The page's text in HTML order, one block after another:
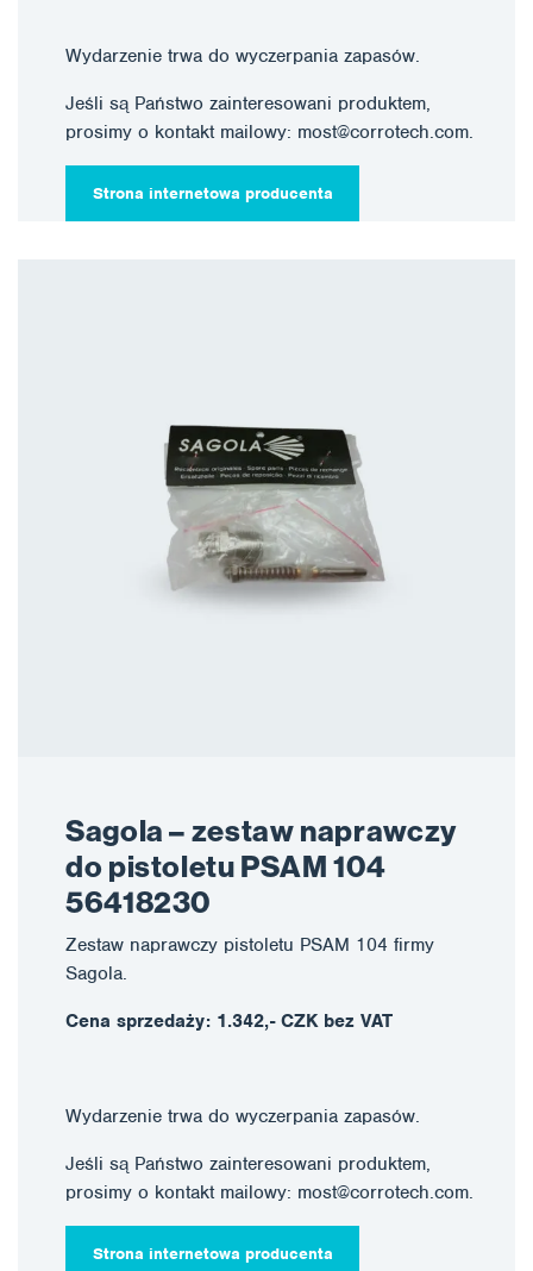
Wydarzenie trwa do wyczerpania zapasów.
Jeśli są Państwo zainteresowani produktem,
prosimy o kontakt mailowy: most@corrotech.com.
Strona internetowa producenta
Sagola – zestaw naprawczy
do pistoletu PSAM 104
56418230
Zestaw naprawczy pistoletu PSAM 104 firmy
Sagola.
Cena sprzedaży: 1.342,- CZK bez VAT
Wydarzenie trwa do wyczerpania zapasów.
Jeśli są Państwo zainteresowani produktem,
prosimy o kontakt mailowy: most@corrotech.com.
Strona internetowa producenta